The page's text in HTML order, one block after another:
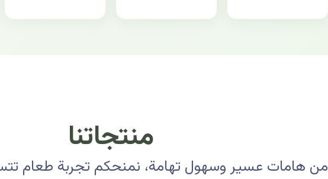
منتجاتنا
من هامات عسير وسهول تهامة، نمنحكم تجربة طعام تتسم